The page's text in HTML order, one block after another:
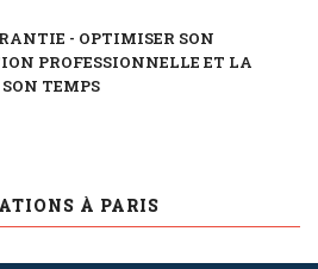
- OPTIMISER SON
PROFESSIONNELLE ET LA
TEMPS
À PARIS